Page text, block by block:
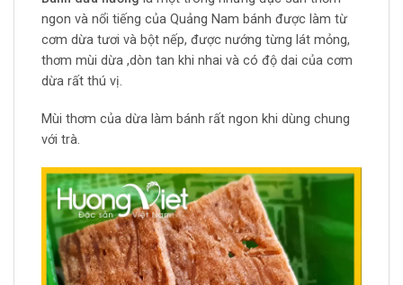
ngon và nổi tiếng của Quảng Nam bánh được làm từ
cơm dừa tươi và bột nếp, được nướng từng lát mỏng,
thơm mùi dừa ,dòn tan khi nhai và có độ dai của cơm
dừa rất thú vị.
Mùi thơm của dừa làm bánh rất ngon khi dùng chung
với trà.